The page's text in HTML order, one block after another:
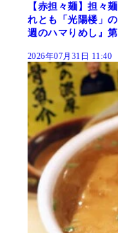
【赤担々麺】担々
れとも「光陽楼」
週のハマりめし』第
2026年07月31日 11:40